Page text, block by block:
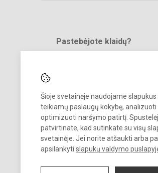
Šioje svetainėje naudojame
teikiamų paslaugų kokybę,
optimizuoti naršymo patirtį.
patvirtinate, kad sutinkate su visų
svetainėje. Jei norite atšaukti arba
apsilankyti slapukų valdymo
Pastebėjote klaidų?
© 2023. Panevėžio Kazimiero Paltaroko
saugomos.
Kopijuoti turinį be raštiško įstaigos